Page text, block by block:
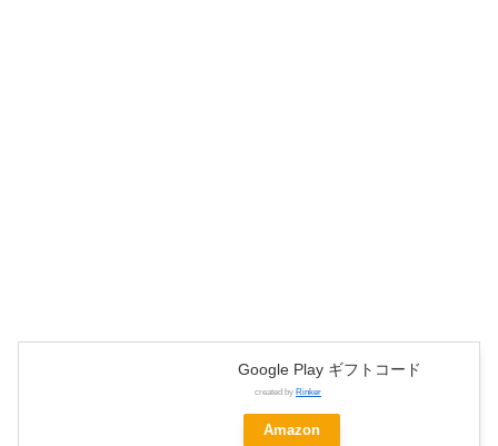
Google Play ギフトコード
created by Rinker
Amazon